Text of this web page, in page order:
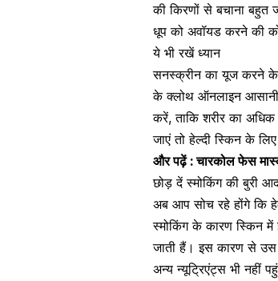
की किरणों से बचाना बहुत
धूप को अवॉयड करने की
ये भी रखें ध्यान
सनस्क्रीन का यूजकरने के
के क्लोथ ऑनलाइन
करें, ताकि शरीर का
जाएं तो हेल्दी स्किन के
और पढ़ें :चारकोल फेस
छोड़ दें स्मोकिंग की बुरी
अब आप सोच रहे होंगे कि
स्मोकिंग के कारण स्किन
जाती हैं। इस कारण से
अन्य न्यूट्रिएंट्स भी नहीं